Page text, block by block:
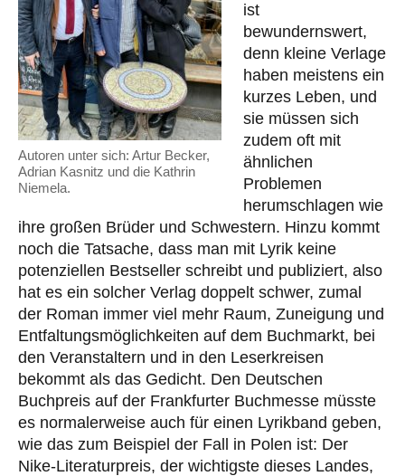
Autoren unter sich: Artur Becker,
Adrian Kasnitz und die Kathrin
Niemela.
ist
bewundernswert,
denn kleine Verlage
haben meistens ein
kurzes Leben, und
sie müssen sich
zudem oft mit
ähnlichen
Problemen
herumschlagen wie
ihre großen Brüder und Schwestern. Hinzu kommt
noch die Tatsache, dass man mit Lyrik keine
potenziellen Bestseller schreibt und publiziert, also
hat es ein solcher Verlag doppelt schwer, zumal
der Roman immer viel mehr Raum, Zuneigung und
Entfaltungsmöglichkeiten auf dem Buchmarkt, bei
den Veranstaltern und in den Leserkreisen
bekommt als das Gedicht. Den Deutschen
Buchpreis auf der Frankfurter Buchmesse müsste
es normalerweise auch für einen Lyrikband geben,
wie das zum Beispiel der Fall in Polen ist: Der
Nike-Literaturpreis, der wichtigste dieses Landes,